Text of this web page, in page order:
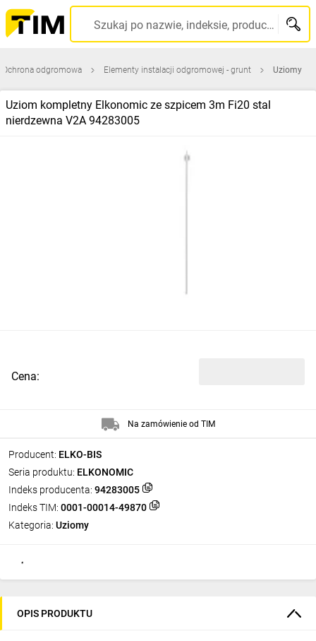
Szukaj po nazwie, indeksie, producencie, kodzie kreskowym...
Ochrona odgromowa Elementy instalacji odgromowej - grunt Uziomy
Uziom kompletny Elkonomic ze szpicem 3m Fi20 stal
nierdzewna V2A 94283005
Producent: ELKO-BIS
Seria produktu: ELKONOMIC
Indeks producenta: 94283005
Indeks TIM: 0001-00014-49870
Kategoria: Uziomy
Cena:
Na zamówienie od TIM
OPIS PRODUKTU